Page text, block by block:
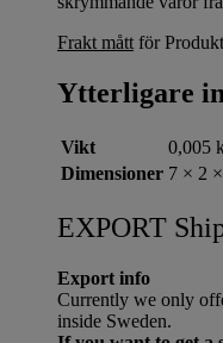
Frakt mått för
Ytterligare
Vikt
0,005
Dimensioner 7 × 2
EXPORT
Export info
Currently we only
inside Sweden.